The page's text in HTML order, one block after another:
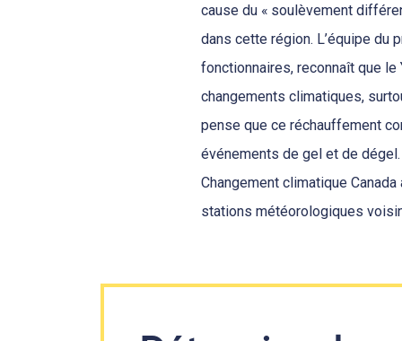
cause du « soulèvement
dans cette région. L’équipe du
fonctionnaires, reconnaît que
changements climatiques,
pense que ce réchauffement
événements de gel et de
Changement climatique
stations météorologiques